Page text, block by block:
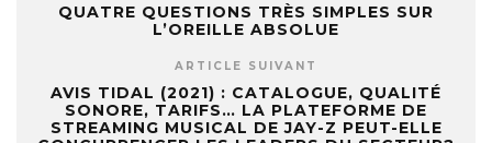
QUATRE QUESTIONS TRÈS SIMPLES SUR
L’OREILLE ABSOLUE
ARTICLE SUIVANT
AVIS TIDAL (2021) : CATALOGUE, QUALITÉ
SONORE, TARIFS… LA PLATEFORME DE
STREAMING MUSICAL DE JAY-Z PEUT-ELLE